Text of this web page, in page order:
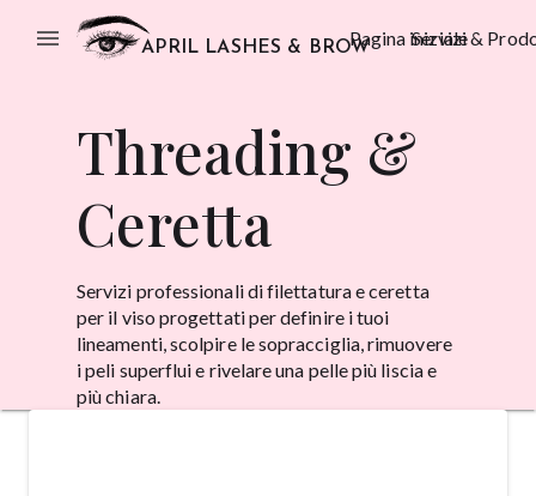
menu APRIL LASHES & BROWPagina iniziale
Servizi &
Threading &
Ceretta
Servizi professionali di filettatura e ceretta
per il viso progettati per definire i tuoi
lineamenti, scolpire le sopracciglia, rimuovere
i peli superflui e rivelare una pelle più liscia e
più chiara.